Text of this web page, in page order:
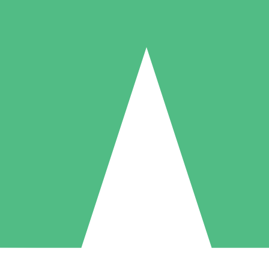
Individuelle Credit-Pakete
nach Bedarf mit Download-Credits. Keine monatliche Verpflichtung